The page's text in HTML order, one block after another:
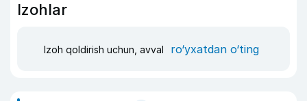
Izohlar
Izoh qoldirish uchun, avval ro‘yxatdan o‘ting